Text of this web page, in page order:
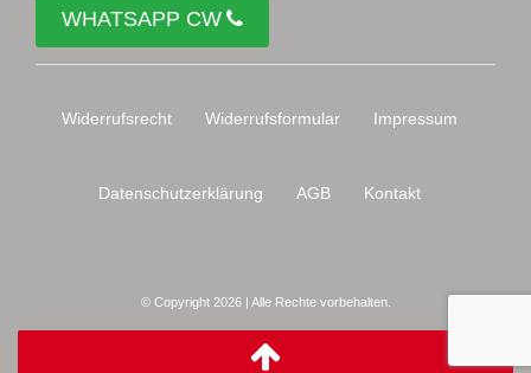
WHATSAPP CW
Widerrufs­recht Widerrufs­formular Impressum
Daten­schutz­erklärung AGB Kontakt
© Copyright 2026 | Alle Rechte vorbehalten.